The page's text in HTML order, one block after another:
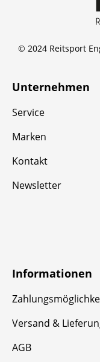
© 2024 Reitsport
Unternehmen
Service
Marken
Kontakt
Newsletter
Informationen
Versand &
AGB